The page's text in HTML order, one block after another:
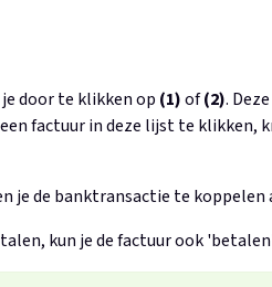
door te klikken op (1)of(2).
factuur in deze lijst te klikken,
je de banktransactie te koppelen
kun je de factuur ook